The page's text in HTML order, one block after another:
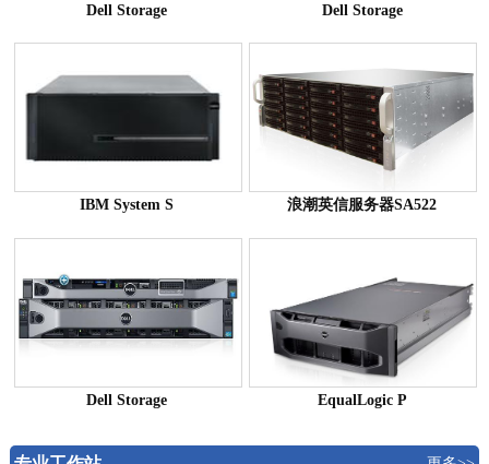
Dell Storage Dell Storage
IBM System S 浪潮英信服务器SA522
Dell Storage EqualLogic P